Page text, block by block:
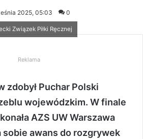
2025, 05:03 0
Związek Piłki Ręcznej
Reklama
zdobył Puchar Polski
wojewódzkim. W finale
AZS UW Warszawa
sobie awans do rozgrywek